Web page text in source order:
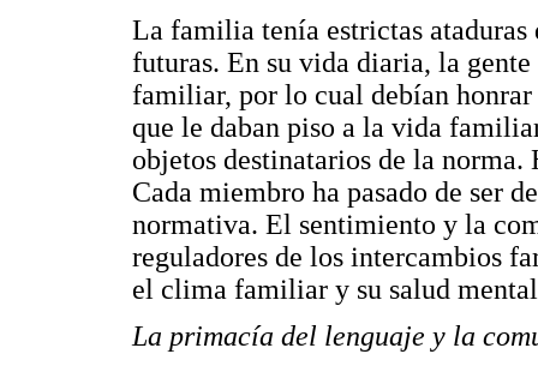
La familia tenía estrictas ataduras
futuras. En su vida diaria, la
familiar, por lo cual debían honrar
que le daban piso a la vida
objetos destinatarios de la norma.
Cada miembro ha pasado de ser
normativa. El sentimiento y la
reguladores de los intercambios
el clima familiar y su salud
La primacía del lenguaje y la